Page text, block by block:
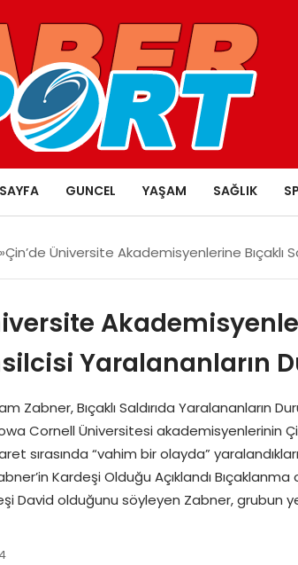
GUNCEL YAŞAM SAĞLIK
Çin’de Üniversite Akademisyenlerine Bıçaklı
Yaralananların
Zabner, Bıçaklı Saldırıda Yaralananların
Cornell Üniversitesi akademisyenlerinin
sırasında “vahim bir olayda”
Kardeşi Olduğu Açıklandı
David olduğunu söyleyen Zabner, grubun